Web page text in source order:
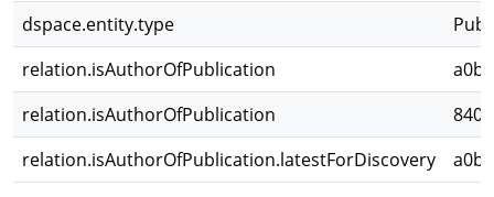
dspace.entity.type
relation.isAuthorOfPublication
relation.isAuthorOfPublication
relation.isAuthorOfPublication.latestForDiscovery